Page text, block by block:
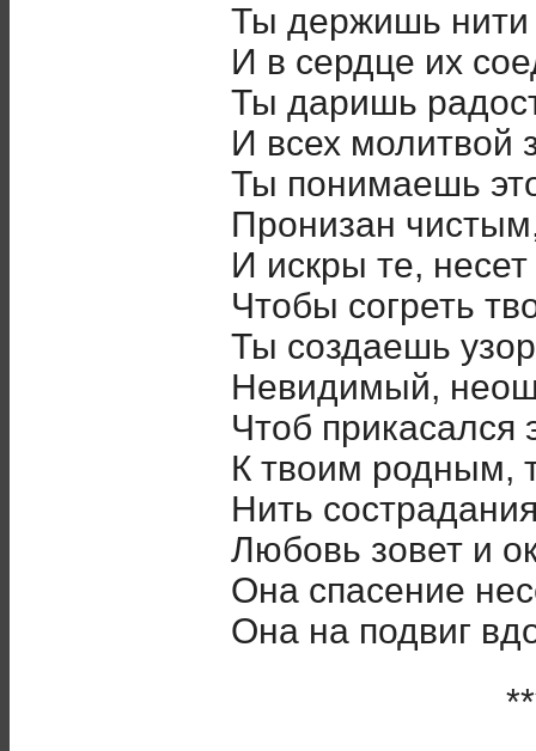
Ты держишь нити
И в сердце их
Ты даришь
И всех
Ты понимаешь
Пронизан
И искры те,
Чтобы согреть
Ты создаешь
Невидимый,
Чтоб прикасался
К твоим
Нить
Любовь зовет и
Она спасение
Она на подвиг